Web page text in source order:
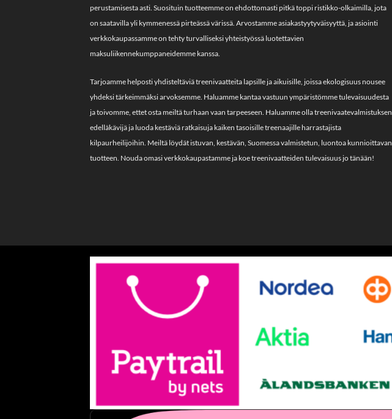
perustamisesta asti. Suosituin tuotteemme on ehdottomasti pitkä toppi ristikko-olkaimilla, jota
on saatavilla yli kymmenessä pirteässä värissä. Arvostamme asiakastyytyväisyyttä, ja asiointi
verkkokaupassamme on tehty turvalliseksi yhteistyössä luotettavien
maksuliikennekumppaneidemme kanssa.
Tarjoamme helposti yhdisteltäviä treenivaatteita lapsille ja aikuisille, joissa ekologisuus nousee
yhdeksi tärkeimmäksi arvoksemme. Haluamme kantaa vastuun ympäristömme tulevaisuudesta
ja toivomme, ettet osta meiltä turhaan vaan tarpeeseen. Haluamme olla treenivaatevalmistuksen
edelläkävijä ja luoda kestäviä ratkaisuja kaiken tasoisille treenaajille harrastajista
kilpaurheilijoihin. Meiltä löydät istuvan, kestävän, Suomessa valmistetun, luontoa kunnioittavan
tuotteen. Nouda omasi verkkokaupastamme ja koe treenivaatteiden tulevaisuus jo tänään!